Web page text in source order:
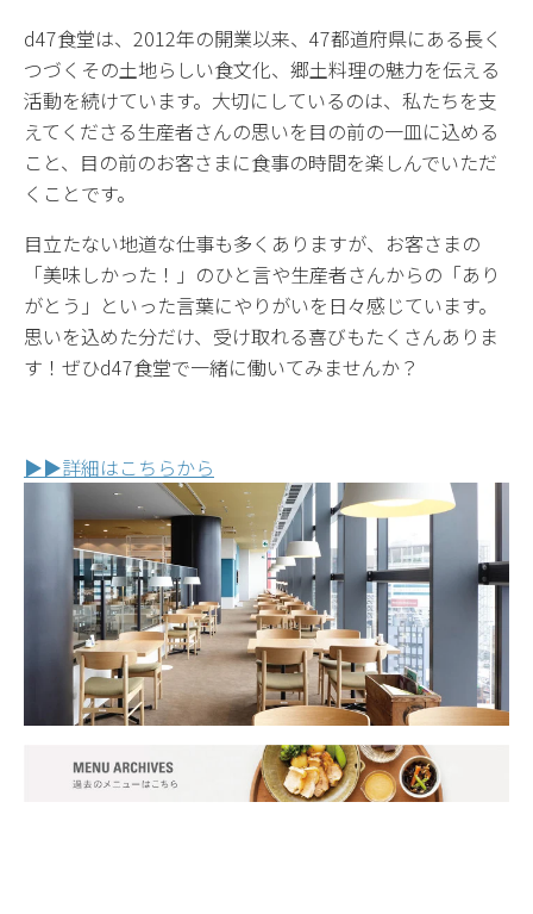
d47食堂は、2012年の開業以来、47都道府県にある長く
つづくその土地らしい食文化、郷土料理の魅力を伝える
活動を続けています。大切にしているのは、私たちを支
えてくださる生産者さんの思いを目の前の一皿に込める
こと、目の前のお客さまに食事の時間を楽しんでいただ
くことです。
目立たない地道な仕事も多くありますが、お客さまの
「美味しかった！」のひと言や生産者さんからの「あり
がとう」といった言葉にやりがいを日々感じています。
思いを込めた分だけ、受け取れる喜びもたくさんありま
す！ぜひd47食堂で一緒に働いてみませんか？
▶︎▶︎詳細はこちらから